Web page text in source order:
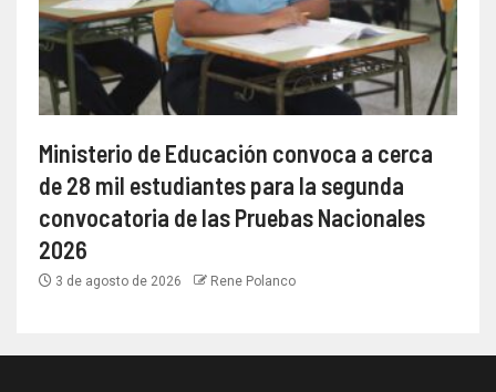
Ministerio de Educación convoca a cerca
de 28 mil estudiantes para la segunda
convocatoria de las Pruebas Nacionales
2026
3 de agosto de 2026 Rene Polanco